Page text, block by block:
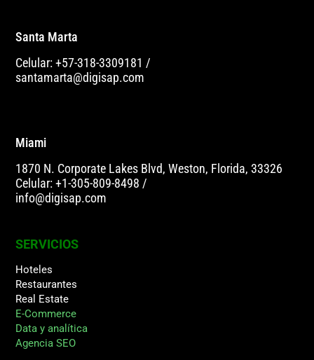
Santa Marta
Celular: +57-318-3309181 /
santamarta@digisap.com
Miami
1870 N. Corporate Lakes Blvd, Weston, Florida, 33326
Celular: +1-305-809-8498 /
info@digisap.com
SERVICIOS
Hoteles
Restaurantes
Real Estate
E-Commerce
Data y analítica
Agencia SEO